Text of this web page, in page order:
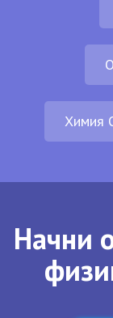
Химия
Начни